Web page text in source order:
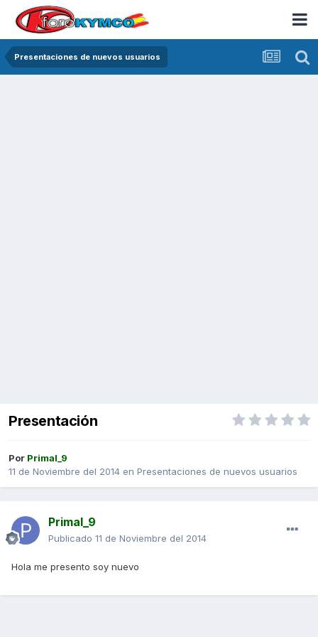
Presentaciones de nuevos usuarios
Presentación
Por Primal_9
11 de Noviembre del 2014 en Presentaciones de nuevos usuarios
Primal_9
Publicado 11 de Noviembre del 2014
Hola me presento soy nuevo